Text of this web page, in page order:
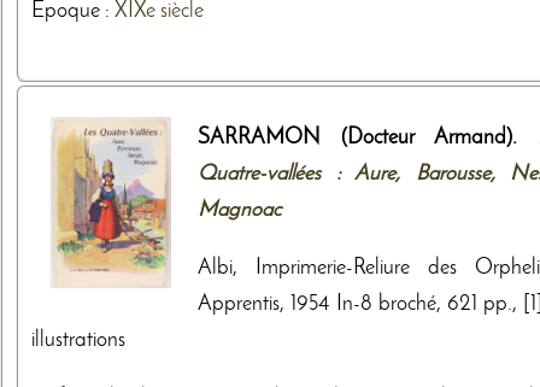
Epoque : XIXe siècle
SARRAMON (Docteur Armand).
Quatre-vallées : Aure, Barousse,
Magnoac
Albi, Imprimerie-Reliure des
Apprentis, 1954 In-8 broché, 621 pp.,
illustrations